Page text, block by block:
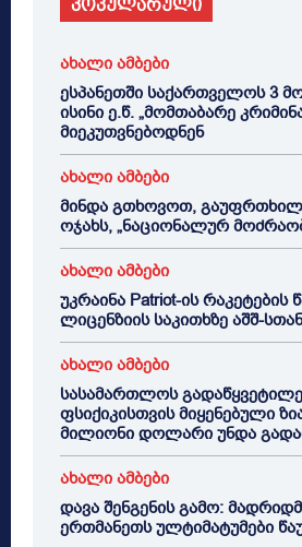
პოპულარული
ახალი ამბები
ესპანეთში საქართველოს 3
ისინი ე.წ. „მომთაბარე
მიეკუთვნებოდნენ
ახალი ამბები
მინდა გთხოვოთ,
ოჯახს, „ნაციონალურ
ახალი ამბები
უკრაინა Patriot-ის რაკეტების
ლიცენზიის საკითხზე აშშ-
ახალი ამბები
სასამართლოს
ფსიქიკისთვის მიყენებული
მილიონი დოლარი უნდა
ახალი ამბები
დავა შენგენის გამო:
ერთმანეთს ულტიმატუმები